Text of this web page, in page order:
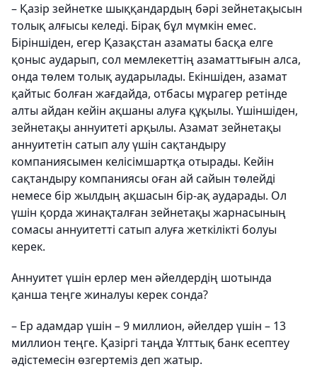
– Қазір зейнетке шыққандардың бәрі зейнетақысын
толық алғысы келеді. Бірақ бұл мүмкін емес.
Біріншіден, егер Қазақстан азаматы басқа елге
қоныс аударып, сол мемлекеттің азаматтығын алса,
онда төлем толық аударылады. Екіншіден, азамат
қайтыс болған жағдайда, отбасы мұрагер ретінде
алты айдан кейін ақшаны алуға құқылы. Үшіншіден,
зейнетақы аннуитеті арқылы. Азамат зейнетақы
аннуитетін сатып алу үшін сақтандыру
компаниясымен келісімшартқа отырады. Кейін
сақтандыру компаниясы оған ай сайын төлейді
немесе бір жылдың ақшасын бір-ақ аударады. Ол
үшін қорда жинақталған зейнетақы жарнасының
сомасы аннуитетті сатып алуға жеткілікті болуы
керек.
Аннуитет үшін ерлер мен әйелдердің шотында
қанша теңге жиналуы керек сонда?
– Ер адамдар үшін – 9 миллион, әйелдер үшін – 13
миллион теңге. Қазіргі таңда Ұлттық банк есептеу
әдістемесін өзгертеміз деп жатыр.